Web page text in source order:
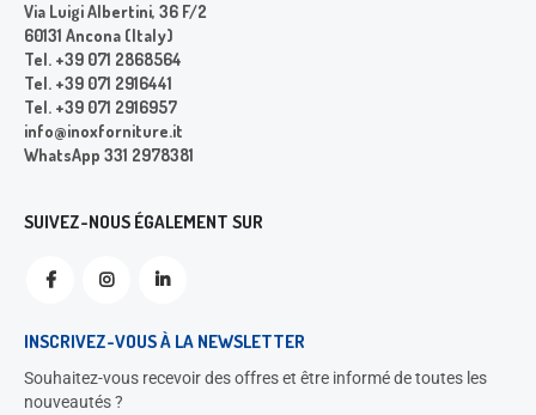
Via Luigi Albertini, 36 F/2
60131 Ancona (Italy)
Tel. +39 071 2868564
Tel. +39 071 2916441
Tel. +39 071 2916957
info@inoxforniture.it
WhatsApp 331 2978381
SUIVEZ-NOUS ÉGALEMENT SUR
INSCRIVEZ-VOUS À LA NEWSLETTER
Souhaitez-vous recevoir des offres et être informé de toutes les
nouveautés ?